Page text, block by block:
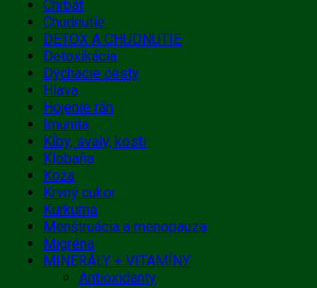
Chrbát
Chudnutie
DETOX A CHUDNUTIE
Detoxikácia
Dýchacie cesty
Hlava
Hojenie rán
Imunita
Kĺby, svaly, kosti
Klobaňa
Koža
Krvný cukor
Kurkuma
Menštruácia a menopauza
Migréna
MINERÁLY + VITAMÍNY
Antioxidanty